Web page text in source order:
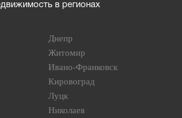
в регионах
Днепр
Житомир
Ивано-Франковск
Кировоград
Луцк
Николаев